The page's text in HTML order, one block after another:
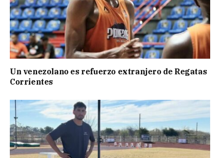
Un venezolano es refuerzo extranjero de Regatas
Corrientes